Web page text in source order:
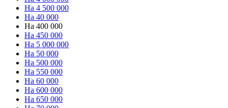
На 4 500 000
На 40 000
На 400 000
На 450 000
На 5 000 000
На 50 000
На 500 000
На 550 000
На 60 000
На 600 000
На 650 000